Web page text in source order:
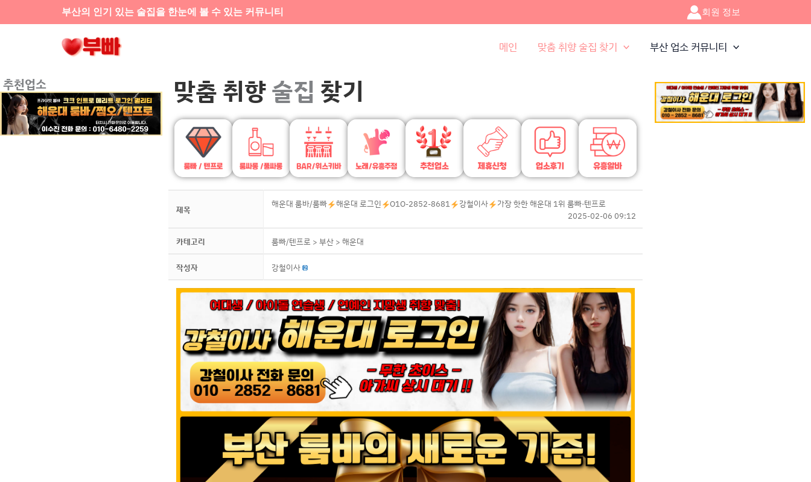
건너뛰기
부산의 인기 있는 술집을 한눈에 볼 수 있는 커뮤니티 회원 정보
메인 맞춤 취향 술집 찾기 부산 업소 커뮤니티
추천업소 맞춤 취향술집 찾기
제목
해운대 룸바/룸빠 해운대 로그인 O1O-2852-8681 강철이사
가장 핫한 해운대 1위 룸빠·텐프로
2025-02-06 09:12
카테고리 룸빠/텐프로 > 부산> 해운대
작성자 강철이사